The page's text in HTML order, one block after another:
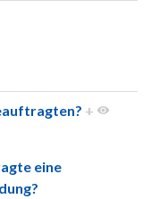
+
eine